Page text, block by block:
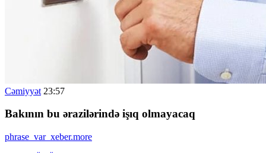
Cəmiyyət 23:57
Bakının bu ərazilərində işıq olmayacaq
phrase_var_xeber.more